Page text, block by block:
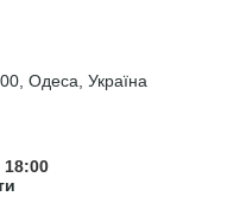
Одеса, Україна
18:00